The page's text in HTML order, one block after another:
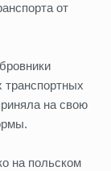
от
транспортных
на свою
на польском